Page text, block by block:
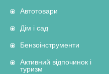
Автотовари
Дім і сад
Бензоінструменти
Активний відпочинок і
туризм